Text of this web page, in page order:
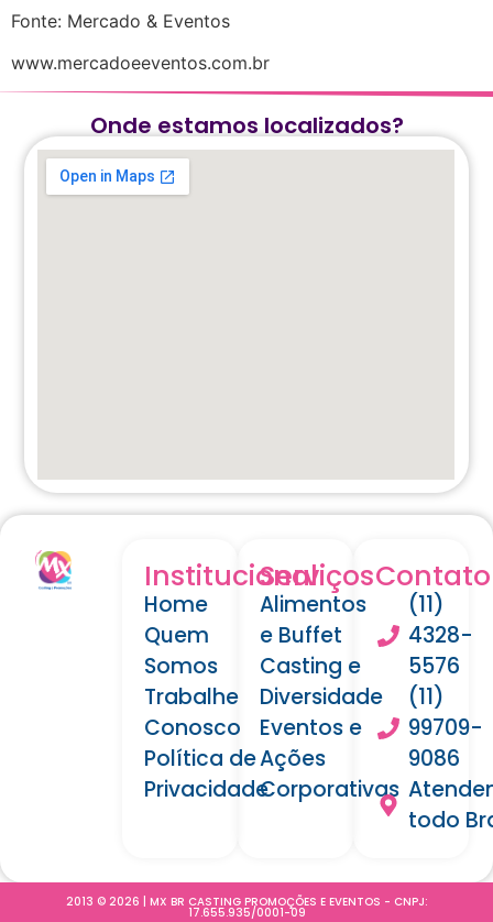
Fonte: Mercado & Eventos
www.mercadoeeventos.com.br
Onde estamos localizados?
Institucional
Home
Quem
Somos
Trabalhe
Conosco
Política de
Privacidade
Serviços
Alimentos
e Buffet
Casting e
Diversidade
Eventos e
Ações
Corporativas
Contato
(11)
4328-
5576
(11)
99709-
9086
todo
2013 © 2026 | MX BR CASTING PROMOÇÕES E EVENTOS - CNPJ:
17.655.935/0001-09